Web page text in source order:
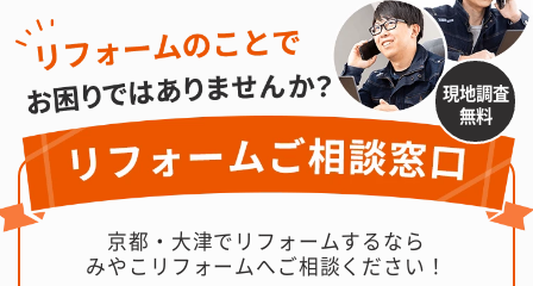
現地調査
無料
京都・大津でリフォームするなら
みやこリフォームへご相談ください！